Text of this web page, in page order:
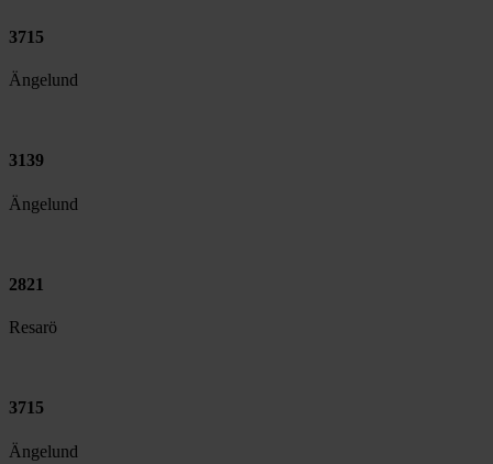
3715
Ängelund
3139
Ängelund
2821
Resarö
3715
Ängelund